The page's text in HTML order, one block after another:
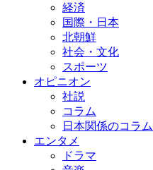
経済
国際・日本
北朝鮮
社会・文化
スポーツ
オピニオン
社説
コラム
日本関係のコラム
エンタメ
ドラマ